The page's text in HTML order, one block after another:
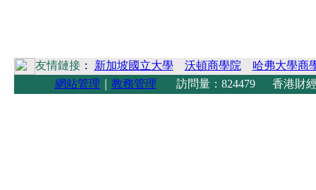
友情鏈接： 新加坡國立大學 沃頓商學院
哈弗大學商
網站管理
教務管理 訪問量：824479 香港財經學